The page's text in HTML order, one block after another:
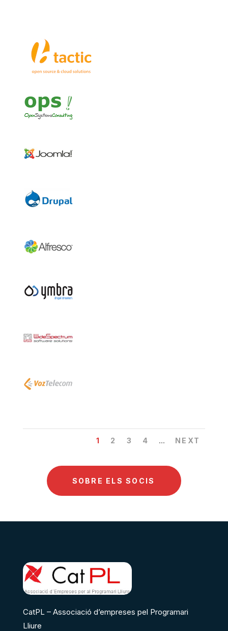
1 2 3 4 ... NEXT
SOBRE ELS SOCIS
CatPL – Associació d’empreses pel Programari
Lliure